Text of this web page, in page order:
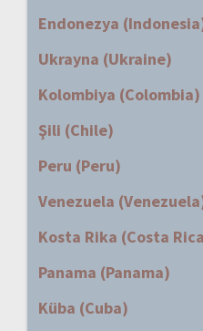
Endonezya
Ukrayna (Ukraine)
Kolombiya (Colombia)
Şili (Chile)
Peru (Peru)
Venezuela
Kosta Rika (Costa
Panama (Panama)
Küba (Cuba)